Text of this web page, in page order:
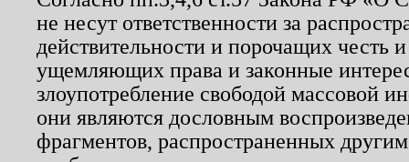
не несут ответственности за
действительности и порочащих честь
ущемляющих права и законные
злоупотребление свободой массовой
они являются дословным
фрагментов, распространенных